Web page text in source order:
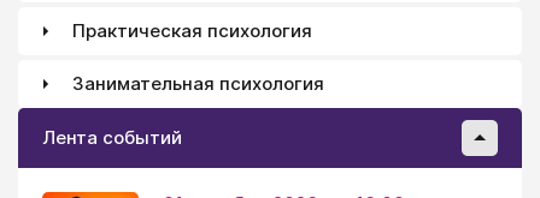
Практическая психология
Занимательная психология
Лента событий